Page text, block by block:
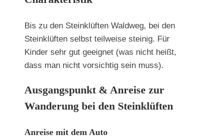
Bis zu den Steinklüften Waldweg, bei den
Steinklüften selbst teilweise steinig. Für
Kinder sehr gut geeignet (was nicht heißt,
dass man nicht vorsichtig sein muss).
Ausgangspunkt & Anreise zur
Wanderung bei den Steinklüften
Anreise mit dem Auto